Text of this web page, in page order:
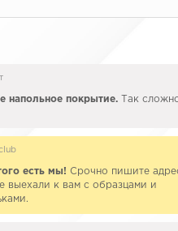
напольное покрытие.Так
есть мы! Срочно пишите
выехали к вам с образцами и